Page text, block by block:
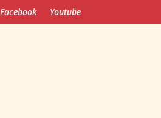
Facebook Youtube